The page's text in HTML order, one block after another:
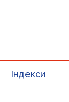
Індекси